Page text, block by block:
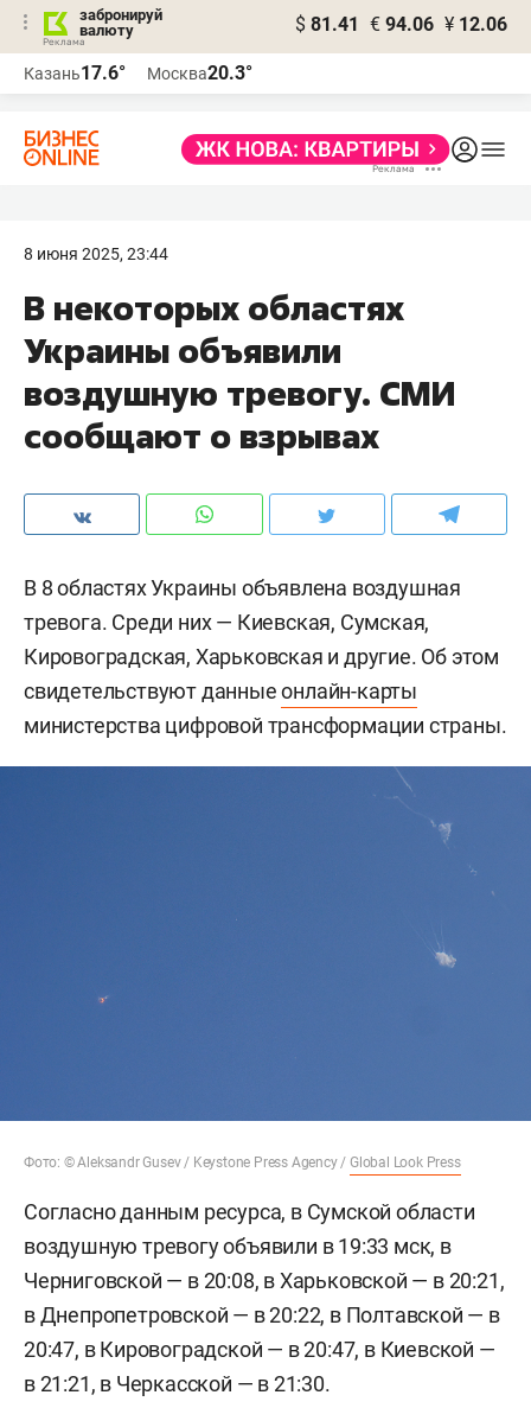
забронируй
валюту
$ 81.41 € 94.06 ¥ 12.06
Казань17.6° Москва20.3°
8 июня 2025, 23:44
В некоторых областях
Украины объявили
воздушную тревогу. СМИ
сообщают о взрывах
В 8 областях Украины объявлена воздушная
тревога. Среди них — Киевская, Сумская,
Кировоградская, Харьковская и другие. Об этом
свидетельствуют данныеонлайн-карты
министерства цифровой трансформации страны.
Фото: © Aleksandr Gusev / Keystone Press Agency /Global Look Press
Согласно данным ресурса, в Сумской области
воздушную тревогу объявили в 19:33 мск, в
Черниговской — в 20:08, в Харьковской — в 20:21,
в Днепропетровской — в 20:22, в Полтавской — в
20:47, в Кировоградской — в 20:47, в Киевской —
в 21:21, в Черкасской — в 21:30.